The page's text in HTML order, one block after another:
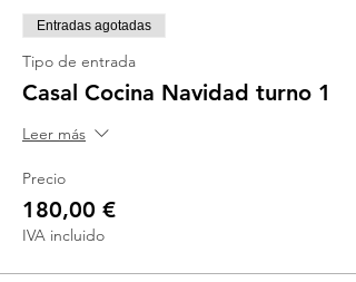
Entradas agotadas
Tipo de entrada
Casal Cocina Navidad turno 1
Leer más
Precio
180,00 €
IVA incluido